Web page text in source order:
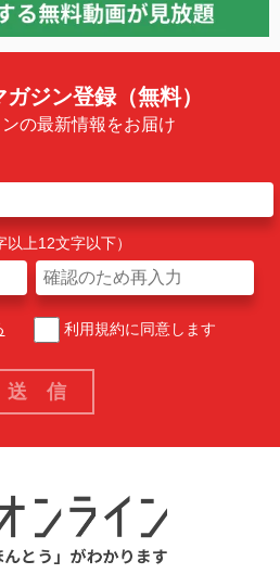
ガジン登録（無料）
の最新情報をお届け
上12文字以下）
利用規約に同意します